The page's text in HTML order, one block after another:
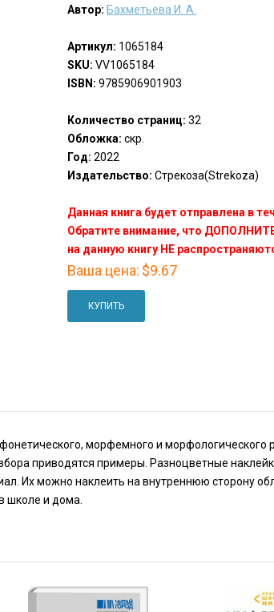
Автор: Бахметьева И. А.
Артикул: 1065184
SKU: VV1065184
ISBN: 9785906901903
Количество страниц: 32
Обложка: скр.
Год: 2022
Издательство: Стрекоза(Strekoza)
Данная книга будет отправлена в
Обратите внимание, что
на данную книгу НЕ
Ваша цена: $9.67
КУПИТЬ
морфемного и морфологического
приводятся примеры. Разноцветные
Их можно наклеить на внутреннюю сторону
школе и дома.